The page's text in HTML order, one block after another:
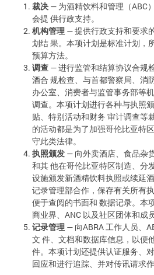
裁决 — 为酒精饮料和管理（ABC
会提 供行政支持。
机构管理 — 提供行政支持和要求
划结 果。本项计划是标准计划，
预算方法。
调查 — 进行监管和结算协议合规
酒合 规检查、与首都警察局、消
办公室、消费者与监管事务部等
调查。本项计划进行各种与执照
贴、特别活动和财务 审计调查等
的活动都是为了加强哥伦比亚特
守此类法律。
执照颁发 — 向外卖酒店、食品杂
和其 他在哥伦比亚特区制造、分
设施颁发新酒精饮料执照或续延
记录管理部合作，保存有关所有
便于查阅的书面和 数据记录。本
商业界、ANC 以及社区团体和成
记录管理 — 向ABRA 工作人员、
文 件、文档和数据库信息，以便
件。本项计划还提供认证服务、
回应和进行追踪、并对传讯请求作